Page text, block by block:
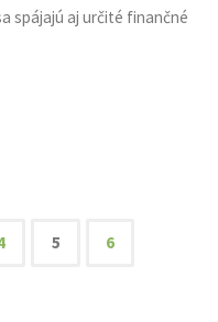
spájajú aj určité finančné
5 6